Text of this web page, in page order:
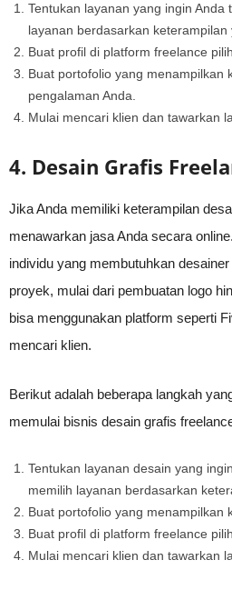
Tentukan layanan yang ingin Anda
layanan berdasarkan keterampilan
Buat profil di platform freelance
Buat portofolio yang menampilkan
pengalaman Anda.
Mulai mencari klien dan tawarkan
4. Desain Grafis
Jika Anda memiliki keterampilan
menawarkan jasa Anda secara
individu yang membutuhkan
proyek, mulai dari pembuatan logo
bisa menggunakan platform seperti
mencari klien.
Berikut adalah beberapa langkah
memulai bisnis desain grafis
Tentukan layanan desain yang
memilih layanan berdasarkan
Buat portofolio yang menampilkan
Buat profil di platform freelance
Mulai mencari klien dan tawarkan